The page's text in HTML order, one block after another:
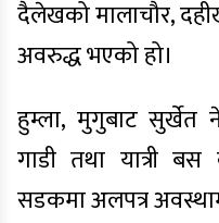
दैलेखको मालाचौर,
अवरुद्ध भएको हो।
हुम्ला, मुगुबाट सुर्खेत
गाडी तथा यात्री
सडकमा अलपत्र